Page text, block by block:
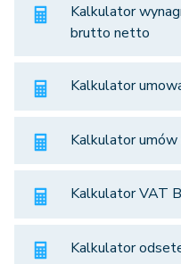
Kalkulator
brutto netto
Kalkulator
Kalkulator
Kalkulator VAT
Kalkulator